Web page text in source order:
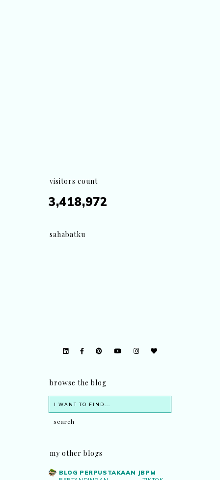
visitors count
3,418,972
sahabatku
browse the blog
my other blogs
BLOG PERPUSTAKAAN JBPM